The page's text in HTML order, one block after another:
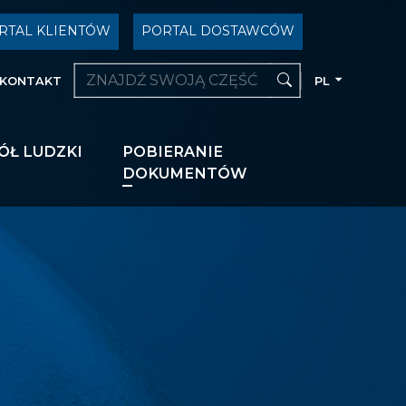
KLIENTÓW PORTAL DOSTAWCÓW
PL
LUDZKI
POBIERANIE
DOKUMENTÓW